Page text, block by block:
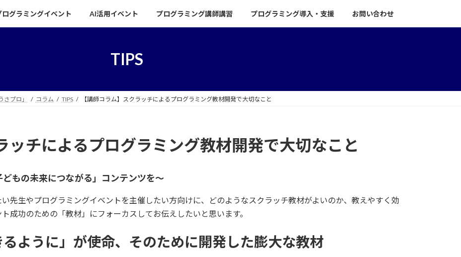
ログラミングイベント AI活用イベント プログラミング講師講習 プログラミング導入・支援 お問い合わせ
TIPS
プロ」 コラム TIPS 【講師コラム】スクラッチによるプログラミング教材開発で大切なこと
ッチによるプログラミング教材開発で大切なこと
もの未来につながる」コンテンツを〜
先生やプログラミングイベントを主催したい方向けに、どのようなスクラッチ教材がよいのか、教えやすく効
成功のための「教材」にフォーカスしてお伝えしたいと思います。
るように」が使命、そのために開発した膨大な教材